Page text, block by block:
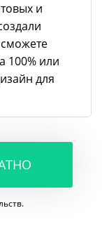
и
100% или
для